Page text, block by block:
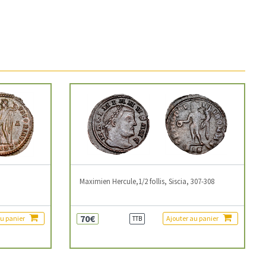
panier
Maximien Hercule,1/2 follis, Siscia, 307-308
70€ TTB Ajouter au panier